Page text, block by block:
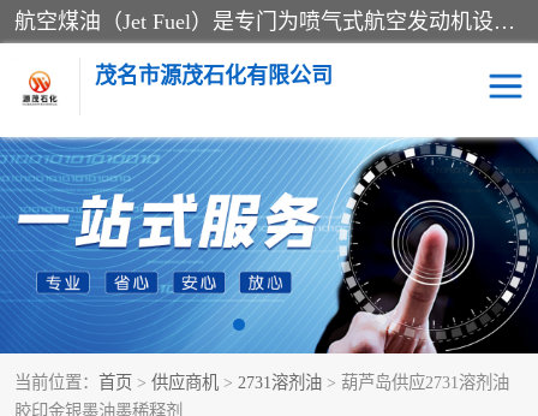
航空煤油（Jet Fuel）是专门为喷气式航空发动机设计的高纯度燃料，主要分为Jet A、Jet A-1和Jet B等类型。其特点是闪点高、低温流动性好，并添加了抗静电剂和抗氧化剂以确保飞行安全。航空煤油需
茂名市源茂石化有限公司
当前位置： 首页 > 供应商机 > 2731溶剂油 > 葫芦岛供应2731溶剂油
胶印金银墨油墨稀释剂
RP3航空煤油 D20+D30溶剂油
D40+D60溶剂油 D80+D100溶剂油
6号+120号溶剂油 260号溶剂油
异构烷烃 天然乳胶